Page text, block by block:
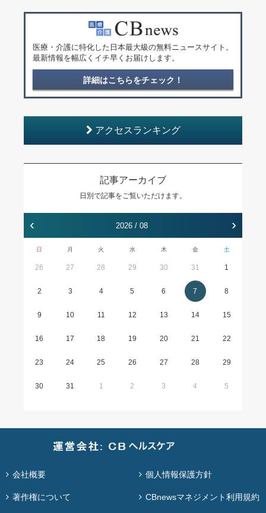
医療・介護に特化した日本最大級の無料ニュースサイト。
最新情報を幅広くイチ早くお届けします。
詳細はこちらをチェック！
アクセスランキング
記事アーカイブ
日別で記事をご覧いただけます。
‹ 2026 / 08 ›
日 月 火 水 木 金 土
26 27 28 29 30 31 1
2 3 4 5 6 7 8
9 10 11 12 13 14 15
16 17 18 19 20 21 22
23 24 25 26 27 28 29
30 31 1 2 3 4 5
会社概要 個人情報保護方針
著作権について CBnewsマネジメント利用規約